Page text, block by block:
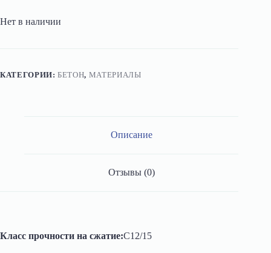
Нет в наличии
КАТЕГОРИИ:БЕТОН, МАТЕРИАЛЫ
Описание
Отзывы (0)
Класс прочности на сжатие:C12/15